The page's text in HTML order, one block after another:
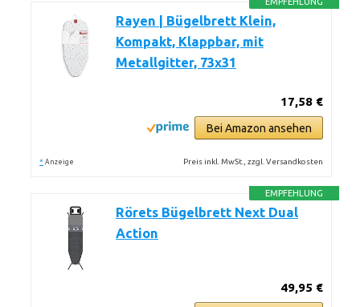
Rayen | Bügelbrett Klein,
Kompakt, Klappbar, mit
Metallgitter, 73x31
17,58 €
Bei Amazon ansehen
* Anzeige Preis inkl. MwSt., zzgl. Versandkosten
EMPFEHLUNG
Rörets Bügelbrett Next Dual
Action
49,95 €